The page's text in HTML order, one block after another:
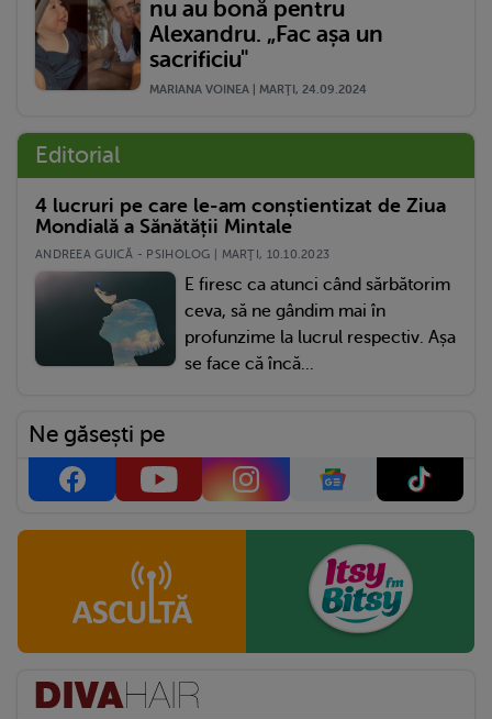
nu au bonă pentru
Alexandru. „Fac așa un
sacrificiu"
MARIANA VOINEA | MARŢI, 24.09.2024
Editorial
4 lucruri pe care le-am conștientizat de Ziua
Mondială a Sănătății Mintale
ANDREEA GUICĂ - PSIHOLOG | MARŢI, 10.10.2023
E firesc ca atunci când sărbătorim
ceva, să ne gândim mai în
profunzime la lucrul respectiv. Așa
se face că încă...
Ne găsești pe